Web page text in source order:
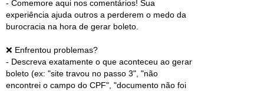
- Comemore aqui nos comentários! Sua
experiência ajuda outros a perderem o medo da
burocracia na hora de gerar boleto.
❌ Enfrentou problemas?
- Descreva exatamente o que aconteceu ao gerar
boleto (ex: "site travou no passo 3", "não
encontrei o campo do CPF", "documento não foi